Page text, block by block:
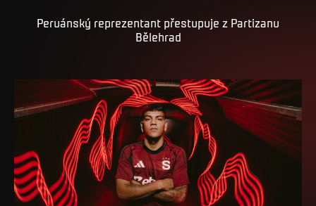
Peruánský reprezentant přestupuje z Partizanu
Bělehrad